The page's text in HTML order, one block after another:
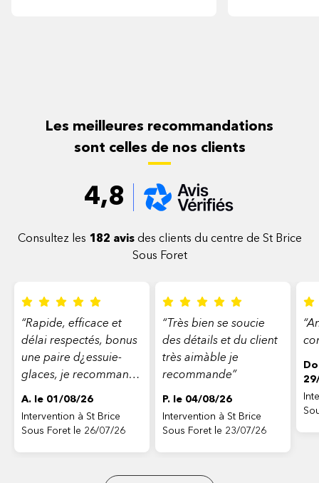
Les meilleures recommandations
sont celles de nos clients
4,8
Consultez les 182 avisdes clients du centre de St Brice
Sous Foret
“Rapide, efficace et
délai respectés, bonus
une paire d¿essuie-
glaces, je recommande
vivement.¿¿¿¿”
A. le 01/08/26
Intervention à St Brice
Sous Foret le 26/07/26
“Très bien se soucie
des détails et du client
très aimàble je
recommande”
P. le 04/08/26
Intervention à St Brice
Sous Foret le 23/07/26